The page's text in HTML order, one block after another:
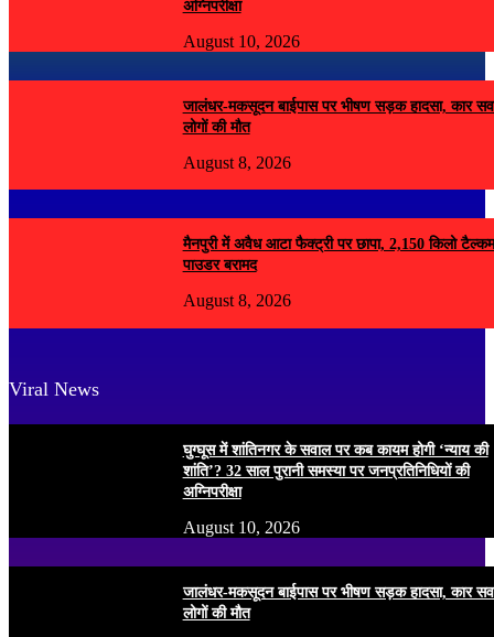
अग्निपरीक्षा
August 10, 2026
जालंधर-मकसूदन बाईपास पर भीषण सड़क हादसा, कार
लोगों की मौत
August 8, 2026
मैनपुरी में अवैध आटा फैक्ट्री पर छापा, 2,150 किलो टैल्कम
पाउडर बरामद
August 8, 2026
Viral News
घुग्घूस में शांतिनगर के सवाल पर कब कायम होगी ‘न्याय की
शांति’? 32 साल पुरानी समस्या पर जनप्रतिनिधियों की
अग्निपरीक्षा
August 10, 2026
जालंधर-मकसूदन बाईपास पर भीषण सड़क हादसा, कार
लोगों की मौत